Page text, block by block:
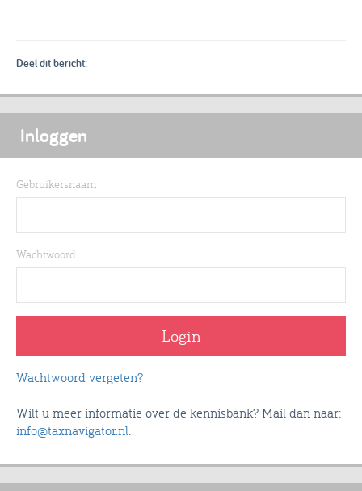
Deel dit bericht:
Inloggen
Gebruikersnaam
Wachtwoord
Wachtwoord vergeten?
Wilt u meer informatie over de kennisbank? Mail dan naar:
info@taxnavigator.nl